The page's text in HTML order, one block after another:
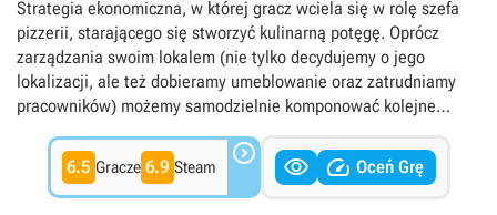
Strategia ekonomiczna, w której gracz wciela się w rolę szefa
pizzerii, starającego się stworzyć kulinarną potęgę. Oprócz
zarządzania swoim lokalem (nie tylko decydujemy o jego
lokalizacji, ale też dobieramy umeblowanie oraz zatrudniamy
pracowników) możemy samodzielnie komponować kolejne
którą radzimy sobie na rozmaite sposoby – na przykład
korzystając z usług przestępczego światka.
6.5 Gracze 6.9 Steam    Oceń Grę